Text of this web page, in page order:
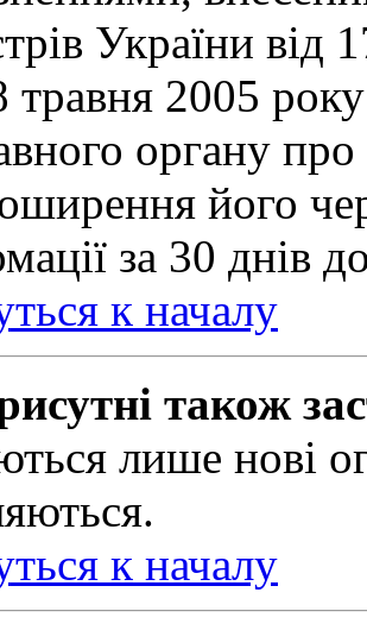
України від
травня 2005
органу
його
за 30 днів
к началу
також
лише нові
к началу